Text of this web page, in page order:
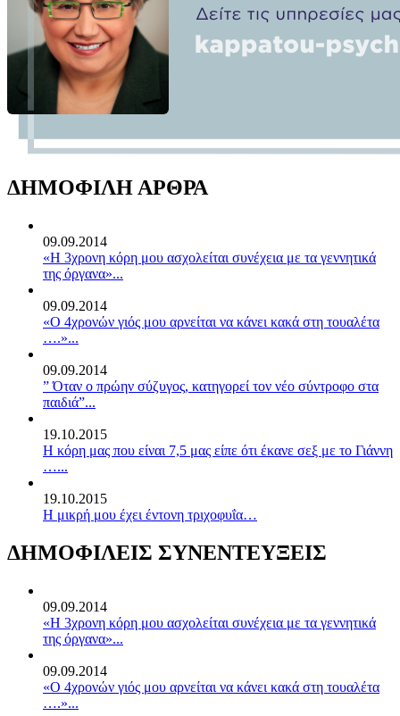
ΔΗΜΟΦΙΛΗ ΑΡΘΡΑ
09.09.2014
«Η 3χρονη κόρη μου ασχολείται συνέχεια με τα γεννητικά
της όργανα»...
09.09.2014
«Ο 4χρονών γιός μου αρνείται να κάνει κακά στη τουαλέτα
….»...
09.09.2014
” Όταν ο πρώην σύζυγος, κατηγορεί τον νέο σύντροφο στα
παιδιά”...
19.10.2015
Η κόρη μας που είναι 7,5 μας είπε ότι έκανε σεξ με το Γιάννη
…...
19.10.2015
Η μικρή μου έχει έντονη τριχοφυΐα…
ΔΗΜΟΦΙΛΕΙΣ ΣΥΝΕΝΤΕΥΞΕΙΣ
09.09.2014
«Η 3χρονη κόρη μου ασχολείται συνέχεια με τα γεννητικά
της όργανα»...
09.09.2014
«Ο 4χρονών γιός μου αρνείται να κάνει κακά στη τουαλέτα
….»...